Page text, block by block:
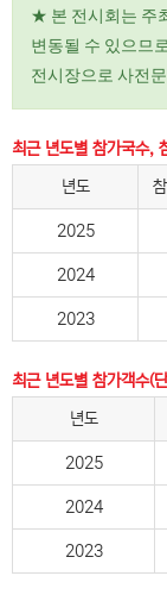
★ 본 전시회는 주
변동될 수 있으므
전시장으로 사전
최근 년도별 참가국수,
년도
2025
2024
2023
최근 년도별 참가객수(
년도
2025
2024
2023